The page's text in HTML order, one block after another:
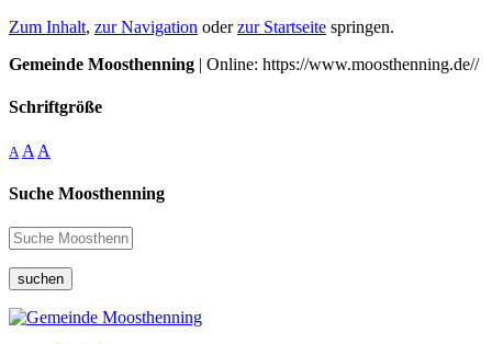
Zum Inhalt, zur Navigation oderzur Startseite springen.
Gemeinde Moosthenning | Online: https://www.moosthenning.de//
Schriftgröße
A A A
Suche Moosthenning
suchen